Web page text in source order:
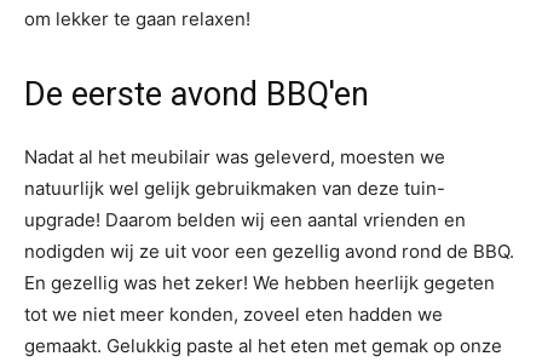
om lekker te gaan relaxen!
De eerste avond BBQ'en
Nadat al het meubilair was geleverd, moesten we
natuurlijk wel gelijk gebruikmaken van deze tuin-
upgrade! Daarom belden wij een aantal vrienden en
nodigden wij ze uit voor een gezellig avond rond de BBQ.
En gezellig was het zeker! We hebben heerlijk gegeten
tot we niet meer konden, zoveel eten hadden we
gemaakt. Gelukkig paste al het eten met gemak op onze